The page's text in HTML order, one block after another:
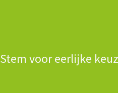
Stem voor eerlijke